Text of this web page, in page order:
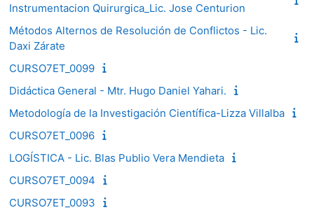
Instrumentacion Quirurgica_Lic. Jose Centurion
Métodos Alternos de Resolución de Conflictos - Lic.
Daxi Zárate
CURSO7ET_0099
Didáctica General - Mtr. Hugo Daniel Yahari.
Metodología de la Investigación Científica-Lizza Villalba
CURSO7ET_0096
LOGÍSTICA - Lic. Blas Publio Vera Mendieta
CURSO7ET_0094
CURSO7ET_0093